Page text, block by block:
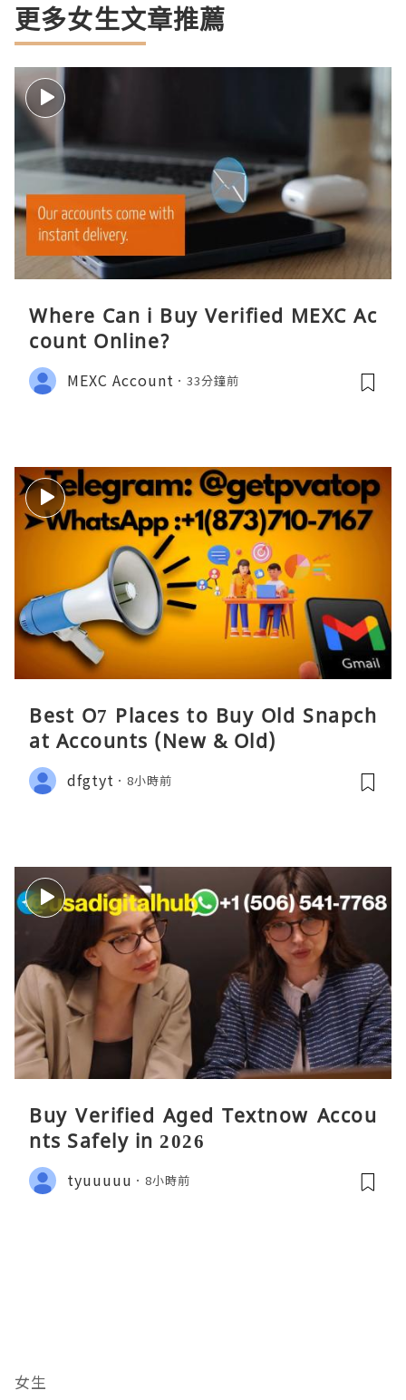
更多女生文章推薦
Where Can i Buy Verified MEXC Ac
count Online?
MEXC Account 33分鐘前
Best O7 Places to Buy Old Snapch
at Accounts (New & Old)
dfgtyt 8小時前
Buy Verified Aged Textnow Accou
nts Safely in 2026
tyuuuuu 8小時前
女生